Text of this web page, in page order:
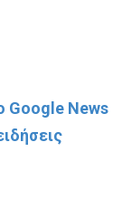
Google News